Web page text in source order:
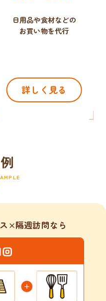
日用品や食材などの
お買い物を代行
詳しく見る
×隔週訪問なら